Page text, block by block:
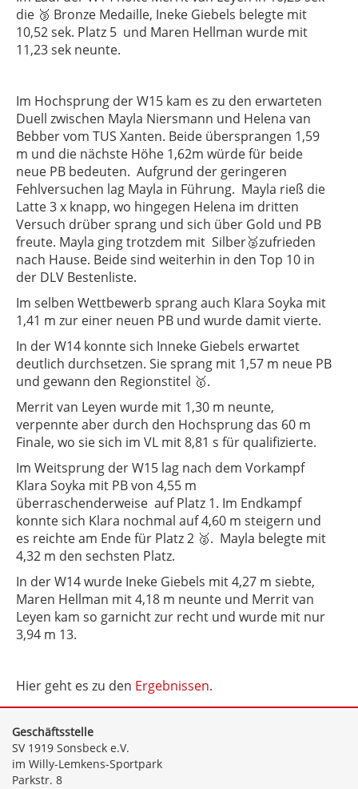
die 🥉 Bronze Medaille, Ineke Giebels belegte mit
10,52 sek. Platz 5 und Maren Hellman wurde mit
11,23 sek neunte.
Im Hochsprung der W15 kam es zu den erwarteten
Duell zwischen Mayla Niersmann und Helena van
Bebber vom TUS Xanten. Beide übersprangen 1,59
m und die nächste Höhe 1,62m würde für beide
neue PB bedeuten. Aufgrund der geringeren
Fehlversuchen lag Mayla in Führung. Mayla rieß die
Latte 3 x knapp, wo hingegen Helena im dritten
Versuch drüber sprang und sich über Gold und PB
freute. Mayla ging trotzdem mit Silber🥈zufrieden
nach Hause. Beide sind weiterhin in den Top 10 in
der DLV Bestenliste.
Im selben Wettbewerb sprang auch Klara Soyka mit
1,41 m zur einer neuen PB und wurde damit vierte.
In der W14 konnte sich Inneke Giebels erwartet
deutlich durchsetzen. Sie sprang mit 1,57 m neue PB
und gewann den Regionstitel 🥇.
Merrit van Leyen wurde mit 1,30 m neunte,
verpennte aber durch den Hochsprung das 60 m
Finale, wo sie sich im VL mit 8,81 s für qualifizierte.
Im Weitsprung der W15 lag nach dem Vorkampf
Klara Soyka mit PB von 4,55 m
überraschenderweise auf Platz 1. Im Endkampf
konnte sich Klara nochmal auf 4,60 m steigern und
es reichte am Ende für Platz 2 🥈. Mayla belegte mit
4,32 m den sechsten Platz.
In der W14 wurde Ineke Giebels mit 4,27 m siebte,
Maren Hellman mit 4,18 m neunte und Merrit van
Leyen kam so garnicht zur recht und wurde mit nur
3,94 m 13.
Hier geht es zu den Ergebnissen.
Geschäftsstelle
SV 1919 Sonsbeck e.V.
im Willy-Lemkens-Sportpark
Parkstr. 8